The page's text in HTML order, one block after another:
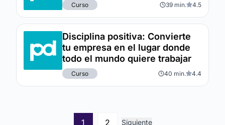
Curso 39 min. 4.5
Disciplina positiva: Convierte
tu empresa en el lugar donde
todo el mundo quiere trabajar
Curso 40 min. 4.4
1 2 Siguiente